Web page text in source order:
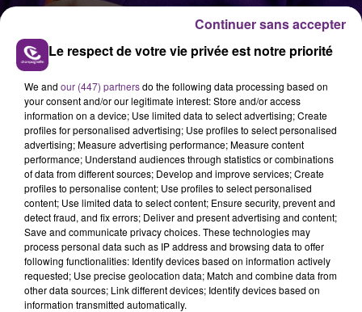
Cet élément est masqué compte-tenu du refus
du dépôt de cookies que vous avez exprimé. Si
vous souhaitez l'afficher, merci de nous donner
votre accord en cliquant sur le bouton ci-
dessous.
Afficher l'élément
INFOS
Le respect de votre vie privée est notre priorité
We and our (447) partnersdo the following data processing based on
your consent and/or our legitimate interest: Store and/or access
information on a device; Use limited data to select advertising; Create
profiles for personalised advertising; Use profiles to select personalised
advertising; Measure advertising performance; Measure content
performance; Understand audiences through statistics or combinations
of data from different sources; Develop and improve services; Create
profiles to personalise content; Use profiles to select personalised
content; Use limited data to select content; Ensure security, prevent and
detect fraud, and fix errors; Deliver and present advertising and content;
Save and communicate privacy choices. These technologies may
process personal data such as IP address and browsing data to offer
following functionalities: Identify devices based on information actively
requested; Use precise geolocation data; Match and combine data from
other data sources; Link different devices; Identify devices based on
information transmitted automatically.
Continuer sans accepter